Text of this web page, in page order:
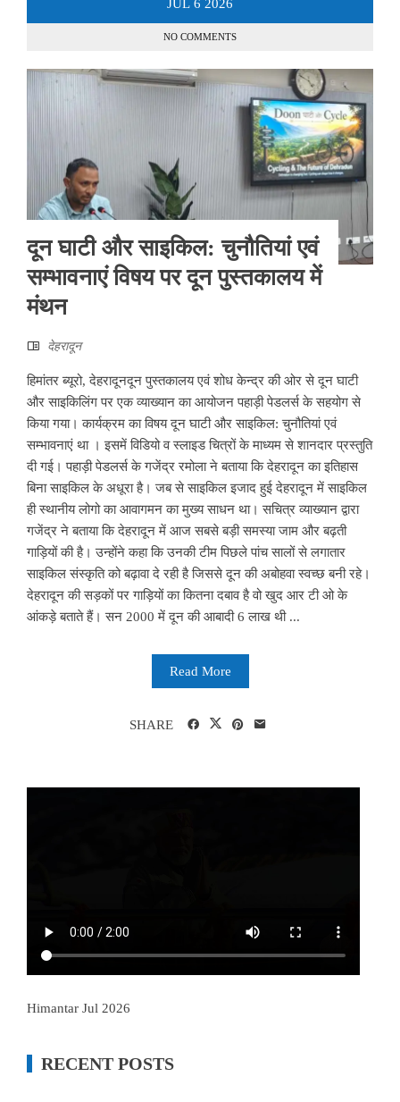
JUL 6 2026
NO COMMENTS
दून घाटी और साइकिल: चुनौतियां एवं
सम्भावनाएं विषय पर दून पुस्तकालय में
मंथन
देहरादून
हिमांतर ब्यूरो, देहरादूनदून पुस्तकालय एवं शोध केन्द्र की ओर से दून घाटी
और साइकिलिंग पर एक व्याख्यान का आयोजन पहाड़ी पेडलर्स के सहयोग से
किया गया। कार्यक्रम का विषय दून घाटी और साइकिल: चुनौतियां एवं
सम्भावनाएं था । इसमें विडियो व स्लाइड चित्रों के माध्यम से शानदार प्रस्तुति
दी गई। पहाड़ी पेडलर्स के गजेंद्र रमोला ने बताया कि देहरादून का इतिहास
बिना साइकिल के अधूरा है। जब से साइकिल इजाद हुई देहरादून में साइकिल
ही स्थानीय लोगो का आवागमन का मुख्य साधन था। सचित्र व्याख्यान द्वारा
गजेंद्र ने बताया कि देहरादून में आज सबसे बड़ी समस्या जाम और बढ़ती
गाड़ियों की है। उन्होंने कहा कि उनकी टीम पिछले पांच सालों से लगातार
साइकिल संस्कृति को बढ़ावा दे रही है जिससे दून की अबोहवा स्वच्छ बनी रहे।
देहरादून की सड़कों पर गाड़ियों का कितना दबाव है वो खुद आर टी ओ के
आंकड़े बताते हैं। सन 2000 में दून की आबादी 6 लाख थी ...
Read More
SHARE
Himantar Jul 2026
RECENT POSTS